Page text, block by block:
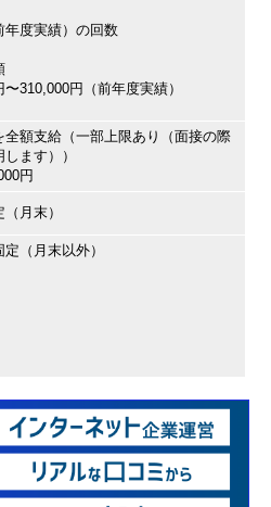
年度実績）の回数
〜310,000円（前年度実績）
全額支給（一部上限あり（面接の際
ます））
円
月末）
（月末以外）